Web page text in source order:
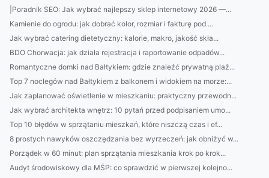
|Poradnik SEO: Jak wybrać najlepszy sklep internetowy 2026 —...
Kamienie do ogrodu: jak dobrać kolor, rozmiar i fakturę pod ...
Jak wybrać catering dietetyczny: kalorie, makro, jakość skła...
BDO Chorwacja: jak działa rejestracja i raportowanie odpadów...
Romantyczne domki nad Bałtykiem: gdzie znaleźć prywatną plaż...
Top 7 noclegów nad Bałtykiem z balkonem i widokiem na morze:...
Jak zaplanować oświetlenie w mieszkaniu: praktyczny przewodn...
Jak wybrać architekta wnętrz: 10 pytań przed podpisaniem umo...
Top 10 błędów w sprzątaniu mieszkań, które niszczą czas i ef...
8 prostych nawyków oszczędzania bez wyrzeczeń: jak obniżyć w...
Porządek w 60 minut: plan sprzątania mieszkania krok po krok...
Audyt środowiskowy dla MŚP: co sprawdzić w pierwszej kolejno...